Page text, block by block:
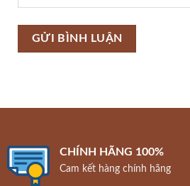
CHÍNH HÃNG 100%
Cam kết hàng chính hãng